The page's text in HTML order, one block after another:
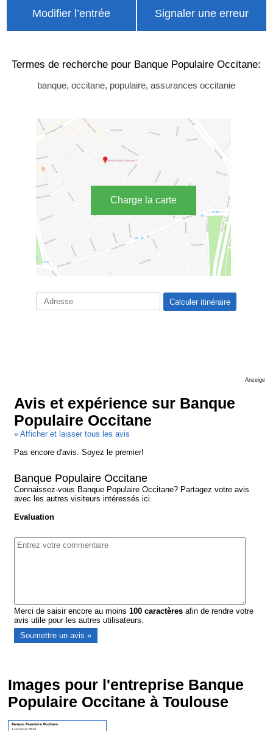
Modifier l’entrée Signaler une erreur
Termes de recherche pour Banque Populaire Occitane:
banque, occitane, populaire, assurances occitanie
Charge la carte
Anzeige
Avis et expérience sur Banque
Populaire Occitane
» Afficher et laisser tous les avis
Pas encore d'avis. Soyez le premier!
Banque Populaire Occitane
Connaissez-vous Banque Populaire Occitane? Partagez votre avis
avec les autres visiteurs intéressés ici.
Evaluation
Merci de saisir encore au moins100 caractères afin de rendre votre
avis utile pour les autres utilisateurs.
Images pour l'entreprise Banque
Populaire Occitane à Toulouse